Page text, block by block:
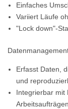
Einfaches
Variiert Läufe
"Lock down"-
Erfasst Daten,
und
Integrierbar mit